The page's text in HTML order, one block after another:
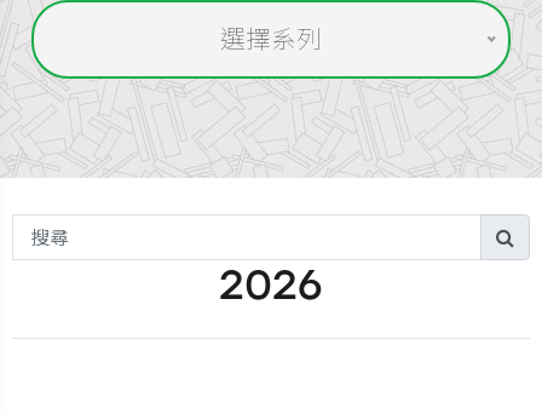
尋
選擇系列
尋
2026